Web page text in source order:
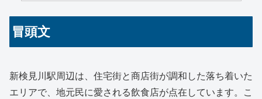
冒頭文
新検見川駅周辺は、住宅街と商店街が調和した落ち着いた
エリアで、地元民に愛される飲食店が点在しています。こ